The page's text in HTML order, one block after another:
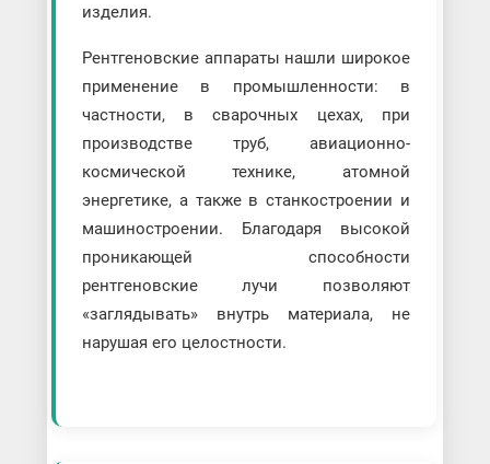
изделия.
Рентгеновские аппараты нашли широкое
применение в промышленности: в
частности, в сварочных цехах, при
производстве труб, авиационно-
космической технике, атомной
энергетике, а также в станкостроении и
машиностроении. Благодаря высокой
проникающей способности
рентгеновские лучи позволяют
«заглядывать» внутрь материала, не
нарушая его целостности.